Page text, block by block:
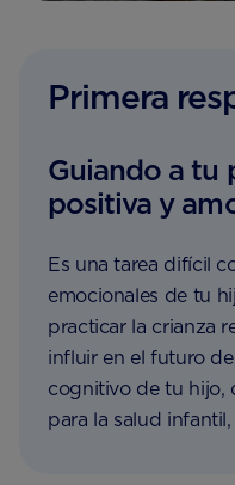
Primera
Guiando a tu
positiva y
Es una tarea difícil
emocionales de tu
practicar la crianza
influir en el futuro
cognitivo de tu hijo,
para la salud